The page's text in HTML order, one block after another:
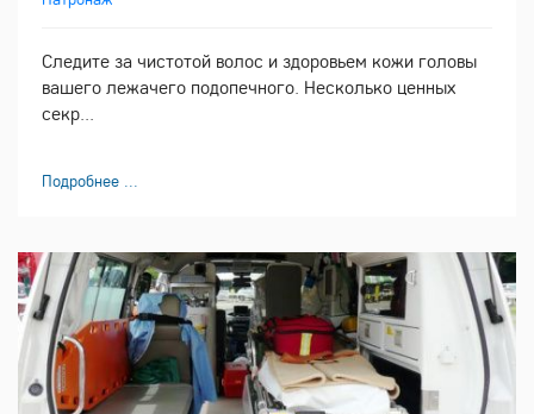
Следите за чистотой волос и здоровьем кожи головы
вашего лежачего подопечного. Несколько ценных
секр...
Подробнее ...